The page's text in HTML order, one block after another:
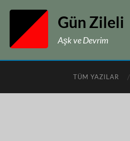
Gün Zileli
Aşk ve Devrim
TÜM YAZILAR